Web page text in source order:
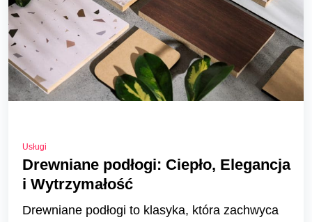
Usługi
Drewniane podłogi: Ciepło, Elegancja
i Wytrzymałość
Drewniane podłogi to klasyka, która zachwyca